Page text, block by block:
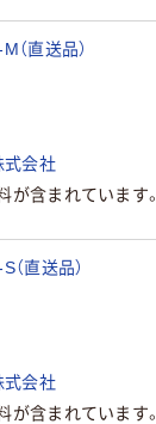
直送品）
会社
が含まれています。
直送品）
会社
が含まれています。